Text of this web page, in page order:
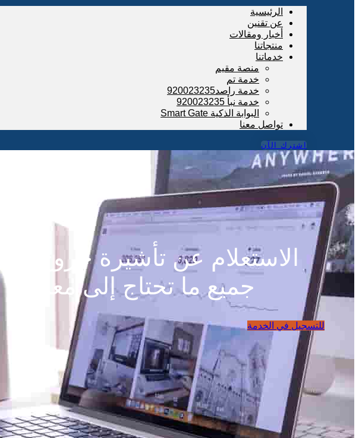
الرئيسية
عن تقنين
أخبار ومقالات
منتجاتنا
خدماتنا
منصة مقيم
خدمة تم
خدمة راصد920023235
خدمة نبأ 920023235
البوابة الذكية Smart Gate
تواصل معنا
اشترك الآن
الاستعلام عن تأشيرة خروج
جميع ما تحتاج إلى معرفته
للتسجيل في الخدمة